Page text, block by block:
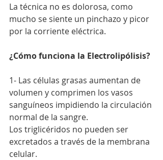
La técnica no es dolorosa, como
mucho se siente un pinchazo y picor
por la corriente eléctrica.
¿Cómo funciona la Electrolipólisis?
1- Las células grasas aumentan de
volumen y comprimen los vasos
sanguíneos impidiendo la circulación
normal de la sangre.
Los triglicéridos no pueden ser
excretados a través de la membrana
celular.